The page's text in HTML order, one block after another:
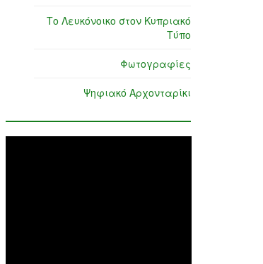
Το Λευκόνοικο στον Κυπριακό
Τύπο
Φωτογραφίες
Ψηφιακό Αρχονταρίκι